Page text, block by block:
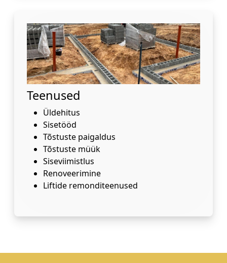
Teenused
Üldehitus
Sisetööd
Tõstuste paigaldus
Tõstuste müük
Siseviimistlus
Renoveerimine
Liftide remonditeenused